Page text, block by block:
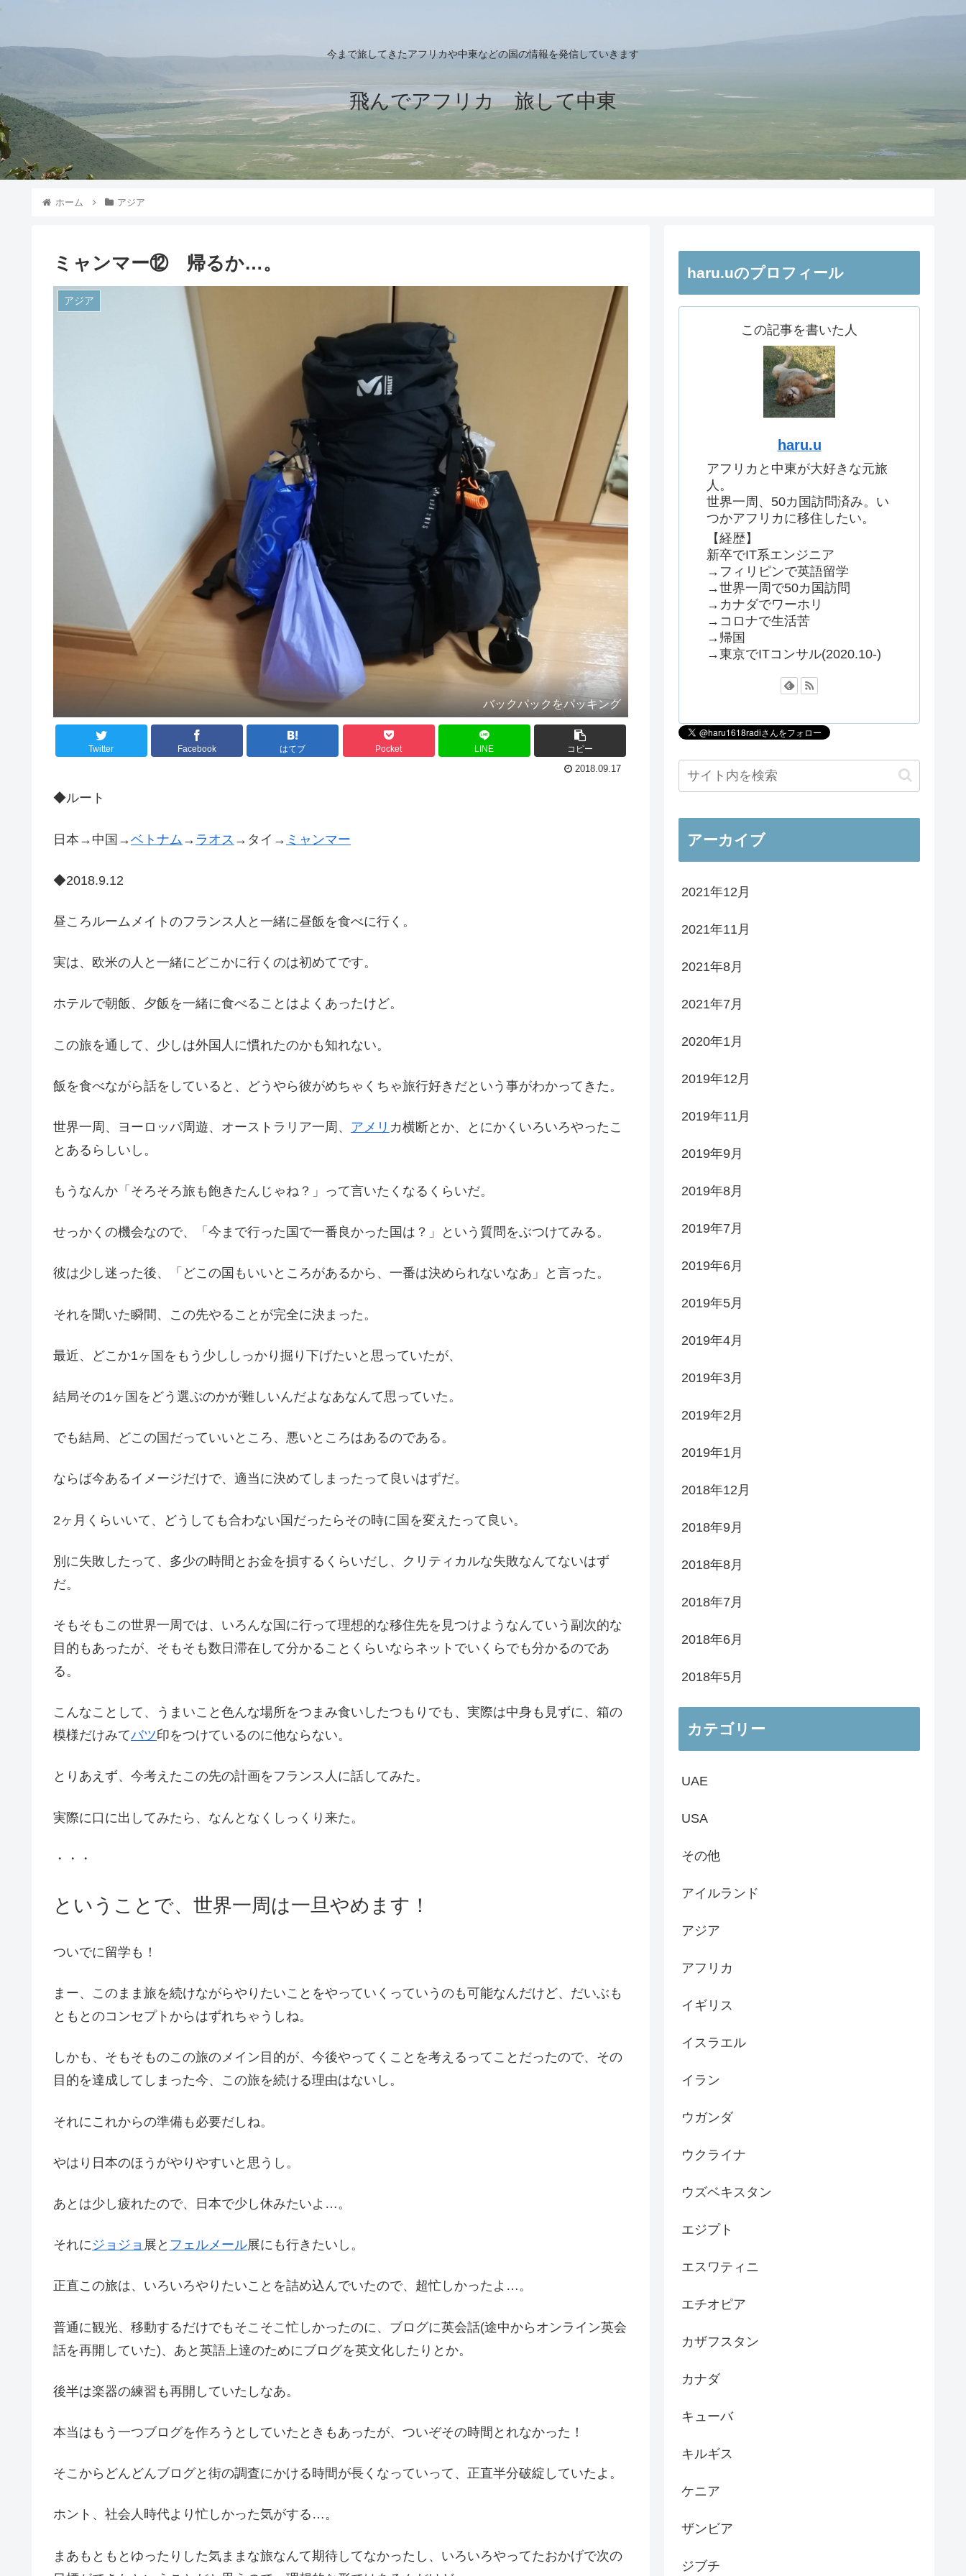
今まで旅してきたアフリカや中東などの国の情報を発信していきます
飛んでアフリカ 旅して中東
ホーム アジア
ミャンマー⑫ 帰るか…。
アジア
バックパックをパッキング
Twitter Facebook はてブ Pocket LINE コピー
2018.09.17
◆ルート
日本→中国→ベトナム → ラオス →タイ→ ミャンマー
◆2018.9.12
昼ころルームメイトのフランス人と一緒に昼飯を食べに行く。
実は、欧米の人と一緒にどこかに行くのは初めてです。
ホテルで朝飯、夕飯を一緒に食べることはよくあったけど。
この旅を通して、少しは外国人に慣れたのかも知れない。
飯を食べながら話をしていると、どうやら彼がめちゃくちゃ旅行好きだという事がわかってきた。
世界一周、ヨーロッパ周遊、オーストラリア一周、 アメリ カ横断とか、とにかくいろいろやったこ
とあるらしいし。
もうなんか「そろそろ旅も飽きたんじゃね？」って言いたくなるくらいだ。
せっかくの機会なので、「今まで行った国で一番良かった国は？」という質問をぶつけてみる。
彼は少し迷った後、「どこの国もいいところがあるから、一番は決められないなあ」と言った。
それを聞いた瞬間、この先やることが完全に決まった。
最近、どこか1ヶ国をもう少ししっかり掘り下げたいと思っていたが、
結局その1ヶ国をどう選ぶのかが難しいんだよなあなんて思っていた。
でも結局、どこの国だっていいところ、悪いところはあるのである。
ならば今あるイメージだけで、適当に決めてしまったって良いはずだ。
2ヶ月くらいいて、どうしても合わない国だったらその時に国を変えたって良い。
別に失敗したって、多少の時間とお金を損するくらいだし、クリティカルな失敗なんてないはず
だ。
そもそもこの世界一周では、いろんな国に行って理想的な移住先を見つけようなんていう副次的な
目的もあったが、そもそも数日滞在して分かることくらいならネットでいくらでも分かるのであ
る。
こんなことして、うまいこと色んな場所をつまみ食いしたつもりでも、実際は中身も見ずに、箱の
模様だけみてバツ印をつけているのに他ならない。
とりあえず、今考えたこの先の計画をフランス人に話してみた。
実際に口に出してみたら、なんとなくしっくり来た。
・・・
ということで、世界一周は一旦やめます！
ついでに留学も！
まー、このまま旅を続けながらやりたいことをやっていくっていうのも可能なんだけど、だいぶも
ともとのコンセプトからはずれちゃうしね。
しかも、そもそものこの旅のメイン目的が、今後やってくことを考えるってことだったので、その
目的を達成してしまった今、この旅を続ける理由はないし。
それにこれからの準備も必要だしね。
やはり日本のほうがやりやすいと思うし。
あとは少し疲れたので、日本で少し休みたいよ…。
それにジョジョ 展と フェルメール展にも行きたいし。
正直この旅は、いろいろやりたいことを詰め込んでいたので、超忙しかったよ…。
普通に観光、移動するだけでもそこそこ忙しかったのに、ブログに英会話(途中からオンライン英会
話を再開していた)、あと英語上達のためにブログを英文化したりとか。
後半は楽器の練習も再開していたしなあ。
本当はもう一つブログを作ろうとしていたときもあったが、ついぞその時間とれなかった！
そこからどんどんブログと街の調査にかける時間が長くなっていって、正直半分破綻していたよ。
ホント、社会人時代より忙しかった気がする…。
まあもともとゆったりした気ままな旅なんて期待してなかったし、いろいろやってたおかげで次の
haru.uのプロフィール
この記事を書いた人
haru.u
アフリカと中東が大好きな元旅
人。
世界一周、50カ国訪問済み。い
つかアフリカに移住したい。
【経歴】
新卒でIT系エンジニア
→フィリピンで英語留学
→世界一周で50カ国訪問
→カナダでワーホリ
→コロナで生活苦
→帰国
→東京でITコンサル(2020.10-)
アーカイブ
2021年12月
2021年11月
2021年8月
2021年7月
2020年1月
2019年12月
2019年11月
2019年9月
2019年8月
2019年7月
2019年6月
2019年5月
2019年4月
2019年3月
2019年2月
2019年1月
2018年12月
2018年9月
2018年8月
2018年7月
2018年6月
2018年5月
カテゴリー
UAE
USA
その他
アイルランド
アジア
アフリカ
イギリス
イスラエル
イラン
ウガンダ
ウクライナ
ウズベキスタン
エジプト
エスワティニ
エチオピア
カザフスタン
カナダ
キューバ
キルギス
ケニア
ザンビア
ジブチ